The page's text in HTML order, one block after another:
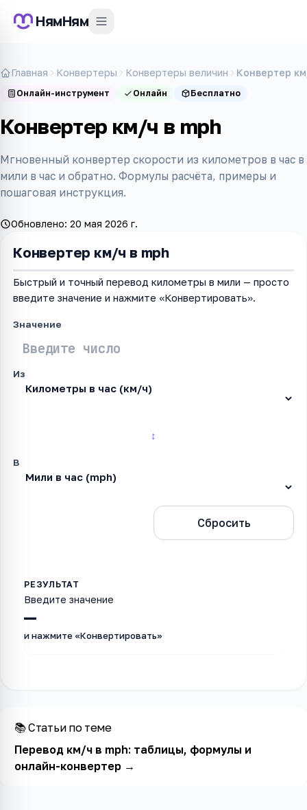
НямНям
Главная Конвертеры Конвертеры величин Конвертер
Онлайн-инструмент Онлайн Бесплатно
Конвертер км/ч в mph
Мгновенный конвертер скорости из километров в час в
мили в час и обратно. Формулы расчёта, примеры и
пошаговая инструкция.
Обновлено: 20 мая 2026 г.
Конвертер км/ч в mph
Быстрый и точный перевод километры в мили — просто
введите значение и нажмите «Конвертировать».
Значение
Из
↕
В
Сбросить
—
Введите значение
и нажмите «Конвертировать»
📚 Статьи по теме
Перевод км/ч в mph: таблицы, формулы и
онлайн-конвертер→